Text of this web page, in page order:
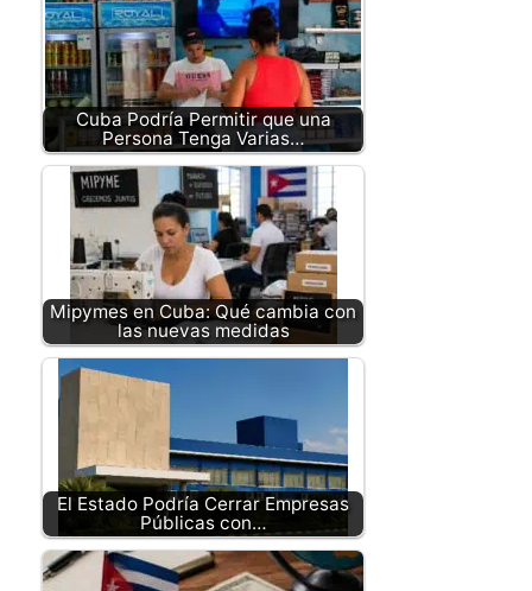
Cuba Podría Permitir que una
Persona Tenga Varias…
Mipymes en Cuba: Qué cambia con
las nuevas medidas
El Estado Podría Cerrar Empresas
Públicas con…